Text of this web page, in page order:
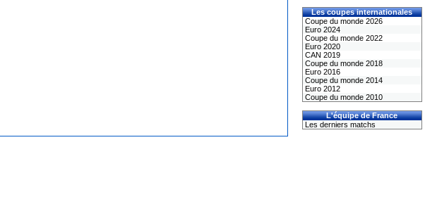
Les coupes internationales
Coupe du monde 2026
Euro 2024
Coupe du monde 2022
Euro 2020
CAN 2019
Coupe du monde 2018
Euro 2016
Coupe du monde 2014
Euro 2012
Coupe du monde 2010
L'équipe de France
Les derniers matchs